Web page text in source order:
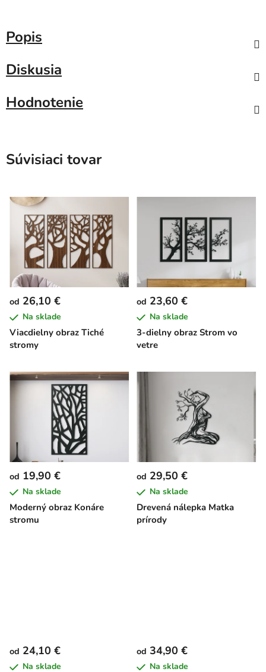
Popis
Diskusia
Hodnotenie
Súvisiaci tovar
Viacdielny obraz Tiché
stromy
od 26,10 €
Na sklade
3-dielny obraz Strom vo
vetre
od 23,60 €
Na sklade
Moderný obraz Konáre
stromu
od 19,90 €
Na sklade
Drevená nálepka Matka
prírody
od 29,50 €
Na sklade
od 24,10 €
Na sklade
od 34,90 €
Na sklade